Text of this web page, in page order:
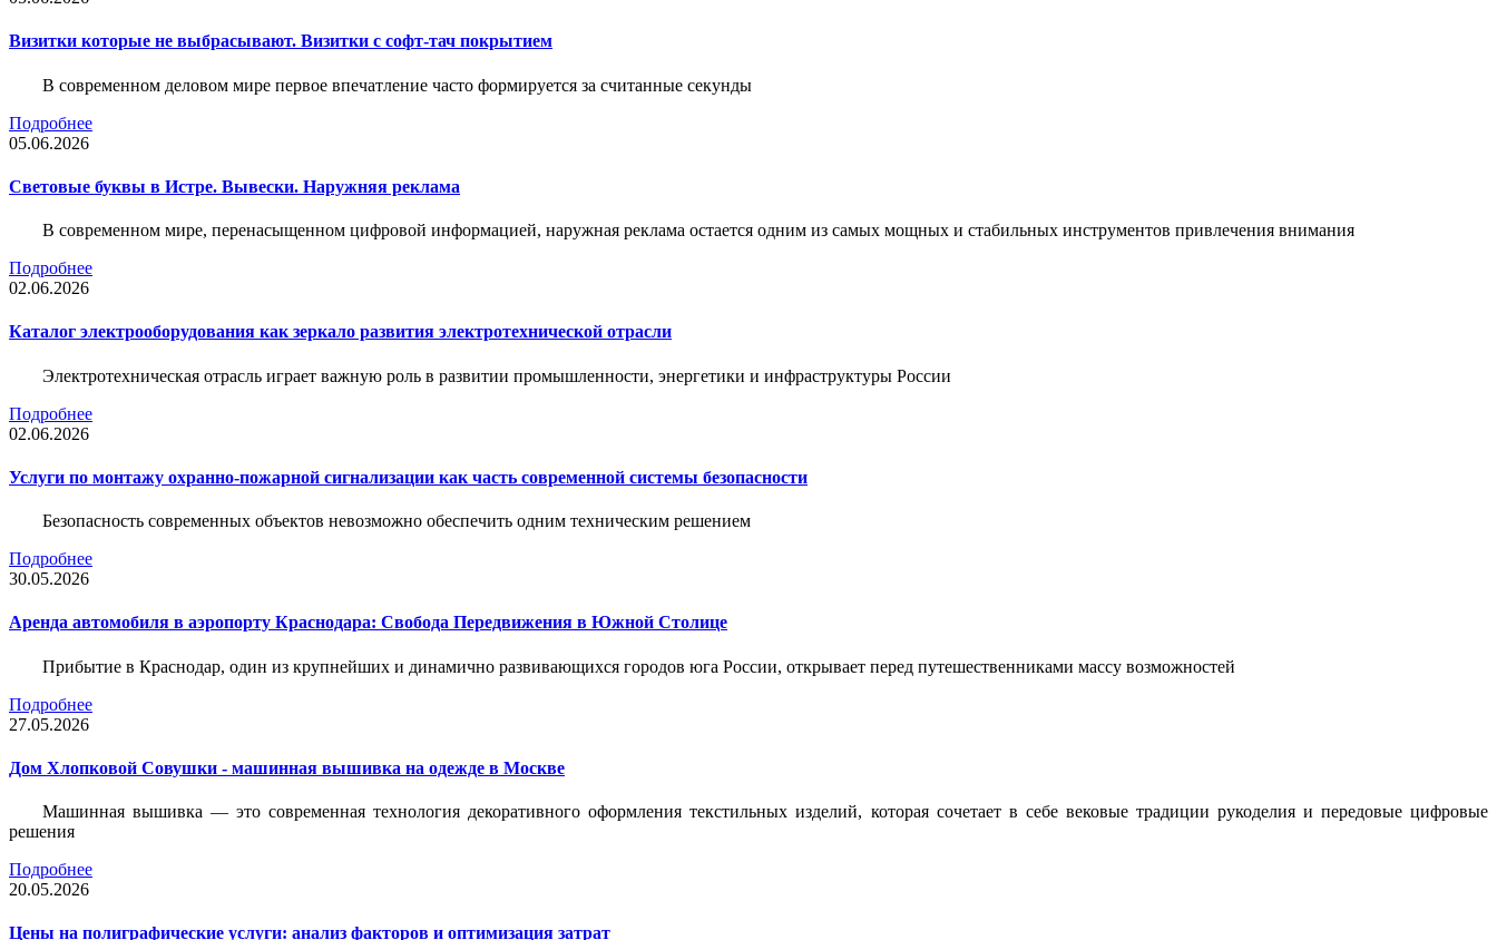
Визитки которые не выбрасывают. Визитки с софт-тач покрытием
В современном деловом мире первое впечатление часто формируется за считанные секунды
Подробнее
05.06.2026
Световые буквы в Истре. Вывески. Наружняя реклама
В современном мире, перенасыщенном цифровой информацией, наружная реклама остается одним из самых мощных и стабильных инструментов привлечения внимания
Подробнее
02.06.2026
Каталог электрооборудования как зеркало развития электротехнической отрасли
Электротехническая отрасль играет важную роль в развитии промышленности, энергетики и инфраструктуры России
Подробнее
02.06.2026
Услуги по монтажу охранно-пожарной сигнализации как часть современной системы безопасности
Безопасность современных объектов невозможно обеспечить одним техническим решением
Подробнее
30.05.2026
Аренда автомобиля в аэропорту Краснодара: Свобода Передвижения в Южной Столице
Прибытие в Краснодар, один из крупнейших и динамично развивающихся городов юга России, открывает перед путешественниками массу возможностей
Подробнее
27.05.2026
Дом Хлопковой Совушки - машинная вышивка на одежде в Москве
Машинная вышивка — это современная технология декоративного оформления текстильных изделий, которая сочетает в себе вековые традиции рукоделия и передовые цифровые
решения
Подробнее
20.05.2026
Цены на полиграфические услуги: анализ факторов и оптимизация затрат